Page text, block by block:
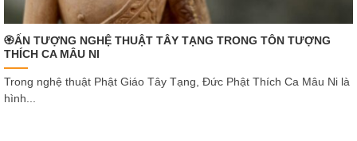
🏵ẤN TƯỢNG NGHỆ THUẬT TÂY TẠNG TRONG TÔN TƯỢNG
THÍCH CA MÂU NI
Trong nghệ thuật Phật Giáo Tây Tạng, Đức Phật Thích Ca Mâu Ni là
hình...